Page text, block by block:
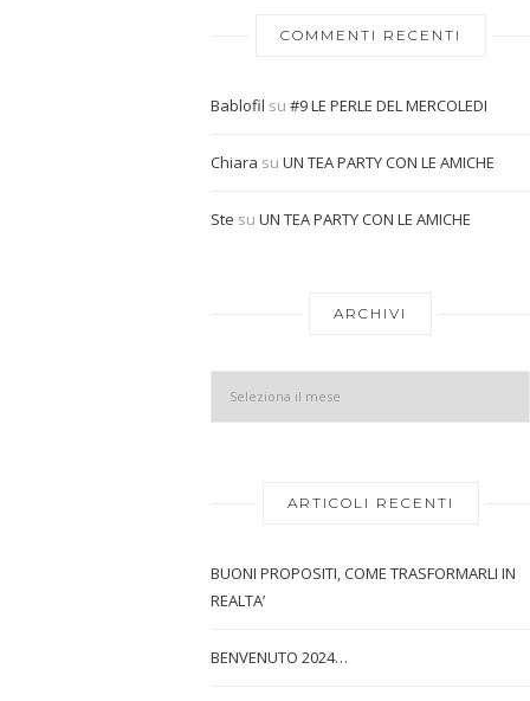
COMMENTI RECENTI
Bablofil su #9 LE PERLE DEL MERCOLEDI
Chiara su UN TEA PARTY CON LE AMICHE
Ste su UN TEA PARTY CON LE AMICHE
ARCHIVI
ARTICOLI RECENTI
BUONI PROPOSITI, COME TRASFORMARLI IN
REALTA’
BENVENUTO 2024…